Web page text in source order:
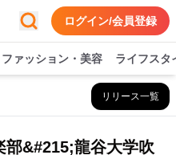
ログイン/会員登録
ファッション・美容 ライフスタ
リリース一覧
部&#215;龍谷大学吹